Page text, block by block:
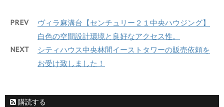
PREV
ヴィラ麻溝台【センチュリー２１中央ハウジング】
白色の空間設計環境と良好なアクセス性。
NEXT
シティハウス中央林間イーストタワーの販売依頼を
お受け致しました！
購読する